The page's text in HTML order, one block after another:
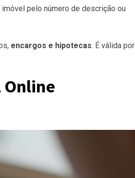
pelo número de descrição ou
encargos e hipotecas. É válida por
Online